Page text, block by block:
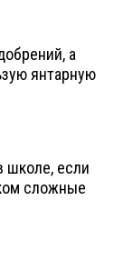
а
янтарную
школе, если
сложные